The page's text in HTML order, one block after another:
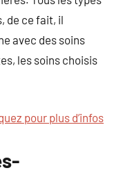
de ce fait, il
avec des soins
les soins choisis
pour plus d’infos